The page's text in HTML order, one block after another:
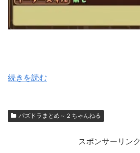
続きを読む
パズドラまとめ～２ちゃんねる
スポンサーリンク